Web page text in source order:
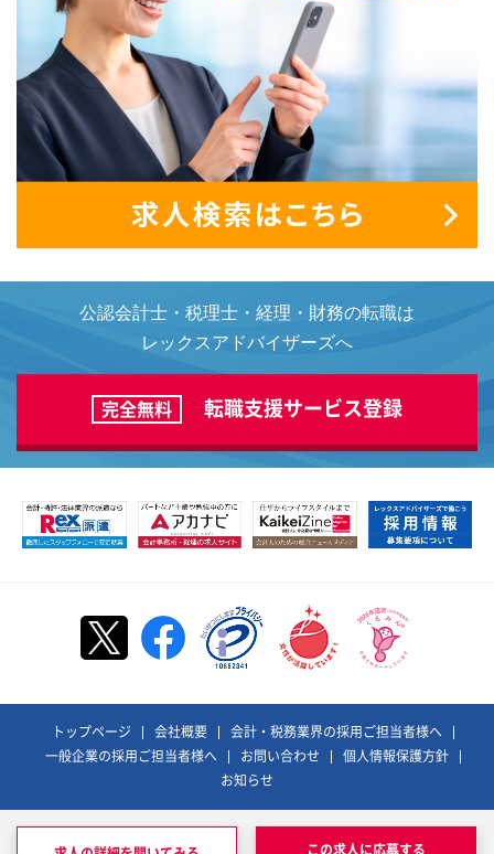
この求人に応募する
公認会計士・税理士・経理・財務の転職は
レックスアドバイザーズへ
完全無料 転職支援サービス登録
トップページ 会社概要
会計・税務業界の採用ご担当者様へ
一般企業の採用ご担当者様へ
お問い合わせ
個人情報保護方針
お知らせ
レックスアドバイザーズおよびそのロゴは、